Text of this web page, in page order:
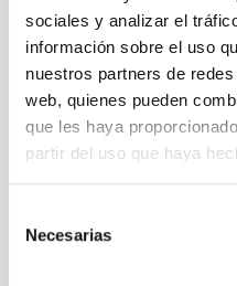
sociales y analizar el
información sobre el uso
nuestros partners de
web, quienes pueden
que les haya
partir del uso que haya
Necesarias
Installing the GTC
telescope